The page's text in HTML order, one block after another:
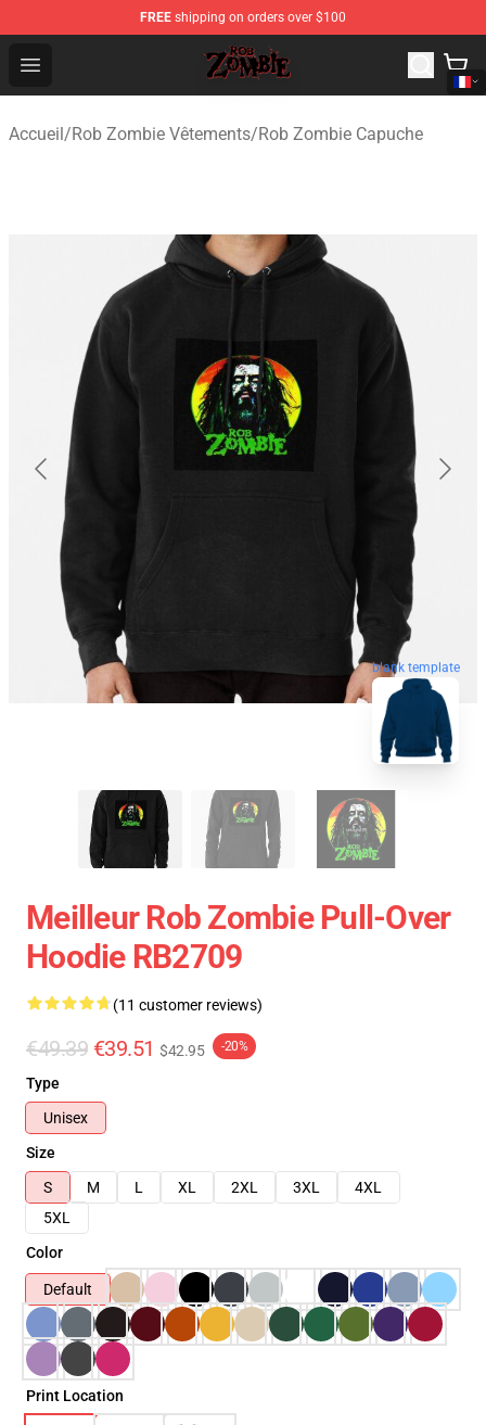
FREE shipping on orders over $100
Open menu
Rob Zombie Shop - Official Rob Zombie Merchandise
Accueil/Rob Zombie Vêtements/Rob Zombie Capuche
blank template
Meilleur Rob Zombie Pull-Over
Hoodie RB2709
(11 customer reviews)
€49.39 €39.51 $42.95 -20%
Type
Unisex
Size
S
M L XL 2XL 3XL
4XL
5XL
Color
Default
Print Location